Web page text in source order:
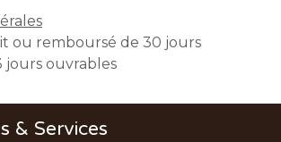
ou remboursé de 30 jours
jours ouvrables
& Services